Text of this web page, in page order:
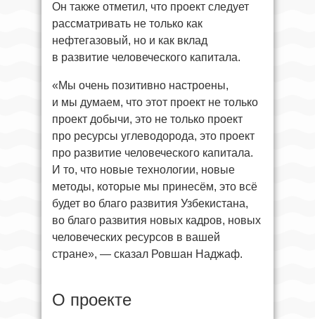
Он также отметил, что проект следует
рассматривать не только как
нефтегазовый, но и как вклад
в развитие человеческого капитала.
«Мы очень позитивно настроены,
и мы думаем, что этот проект не только
проект добычи, это не только проект
про ресурсы углеводорода, это проект
про развитие человеческого капитала.
И то, что новые технологии, новые
методы, которые мы принесём, это всё
будет во благо развития Узбекистана,
во благо развития новых кадров, новых
человеческих ресурсов в вашей
стране», — сказал Ровшан Наджаф.
О проекте